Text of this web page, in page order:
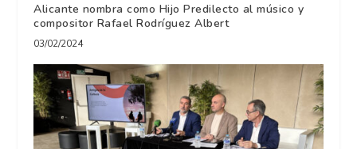
Alicante nombra como Hijo Predilecto al músico y
compositor Rafael Rodríguez Albert
03/02/2024